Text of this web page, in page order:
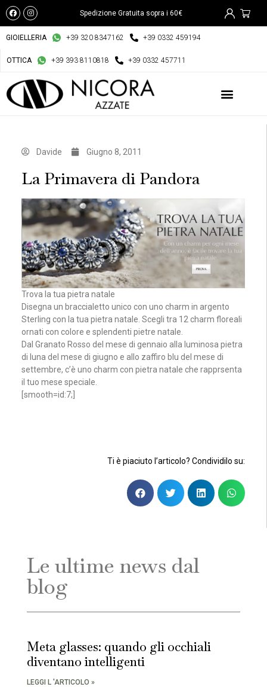
Spedizione Gratuita sopra i 60€
GIOIELLERIA +39 320 8347162 +39 0332 459194
OTTICA +39 393 8110818 +39 0332 457711
Davide Giugno 8, 2011
La Primavera di Pandora
Trova la tua pietra natale
Disegna un braccialetto unico con uno charm in argento
Sterling con la tua pietra natale. Scegli tra 12 charm floreali
ornati con colore e splendenti pietre natale.
Dal Granato Rosso del mese di gennaio alla luminosa pietra
di luna del mese di giugno e allo zaffiro blu del mese di
settembre, c’è uno charm con pietra natale che rapprsenta
il tuo mese speciale.
[smooth=id:7;]
Ti è piaciuto l’articolo? Condividilo su:
Le ultime news dal
blog
Meta glasses: quando gli occhiali
diventano intelligenti
LEGGI L 'ARTICOLO »